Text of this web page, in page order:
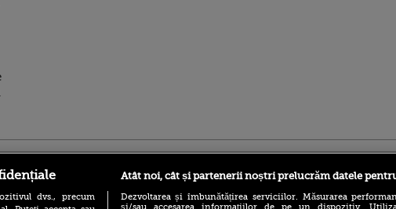
dvs., precum
Atât noi, cât și partenerii noștri prelucrăm datele
Dezvoltarea și îmbunătățirea serviciilor. Măsurarea